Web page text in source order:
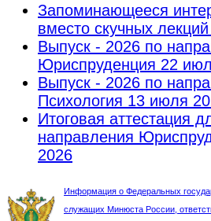
Запоминающееся
вместо скучных лекций
Выпуск - 2026 по
Юриспруденция 22
Выпуск - 2026 по
Психология 13 июля
Итоговая аттестация
направления
2026
Информация о Федеральных
служащих Минюста России,